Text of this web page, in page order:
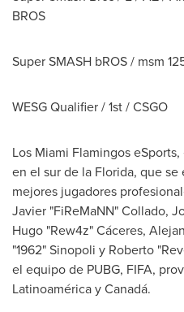
BROS
Super SMASH bROS / msm
WESG Qualifier / 1st / CSGO
Los Miami Flamingos
en el sur de la Florida, que
mejores jugadores
Javier "FiReMaNN" Collado,
Hugo "Rew4z" Cáceres,
"1962" Sinopoli y Roberto
el equipo de PUBG, FIFA,
Latinoamérica y Canadá.